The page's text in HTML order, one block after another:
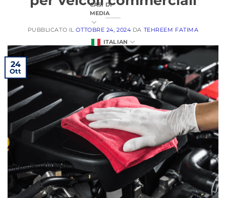
CASI DI
MEDIA
ITALIAN
PUBBLICATO ILOTTOBRE 24, 2024 DA TEHREEM FATIMA
24
Ott